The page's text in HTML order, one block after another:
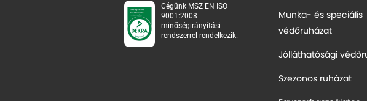
Cégünk MSZ EN ISO
9001:2008
minőségirányítási
rendszerrel rendelkezik.
Munka- és speciális
védőruházat
Jólláthatósági
Szezonos ruházat